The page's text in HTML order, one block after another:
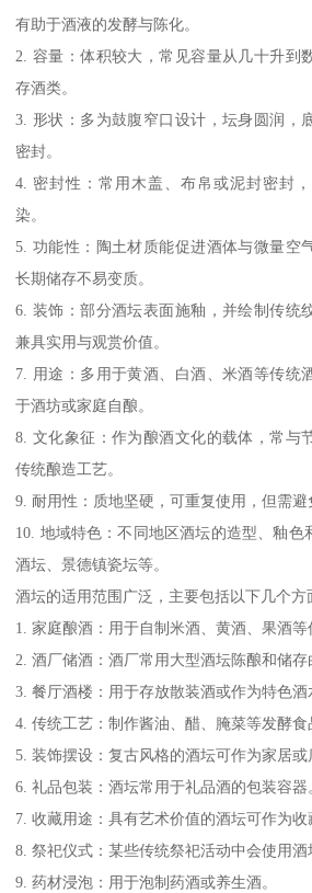
有助于酒液的发酵与陈化。
2. 容量：体积较大，常见容量从几十升到
存酒类。
3. 形状：多为鼓腹窄口设计，坛身圆润，
密封。
4. 密封性：常用木盖、布帛或泥封密封
染。
5. 功能性：陶土材质能促进酒体与微量空
长期储存不易变质。
6. 装饰：部分酒坛表面施釉，并绘制传统
兼具实用与观赏价值。
7. 用途：多用于黄酒、白酒、米酒等传统
于酒坊或家庭自酿。
8. 文化象征：作为酿酒文化的载体，常与
传统酿造工艺。
9. 耐用性：质地坚硬，可重复使用，但需避
10. 地域特色：不同地区酒坛的造型、釉色
酒坛、景德镇瓷坛等。
酒坛的适用范围广泛，主要包括以下几个方
1. 家庭酿酒：用于自制米酒、黄酒、果酒等
2. 酒厂储酒：酒厂常用大型酒坛陈酿和储存
3. 餐厅酒楼：用于存放散装酒或作为特色酒
4. 传统工艺：制作酱油、醋、腌菜等发酵食
5. 装饰摆设：复古风格的酒坛可作为家居或
6. 礼品包装：酒坛常用于礼品酒的包装容器
7. 收藏用途：具有艺术价值的酒坛可作为收
8. 祭祀仪式：某些传统祭祀活动中会使用酒
9. 药材浸泡：用于泡制药酒或养生酒。